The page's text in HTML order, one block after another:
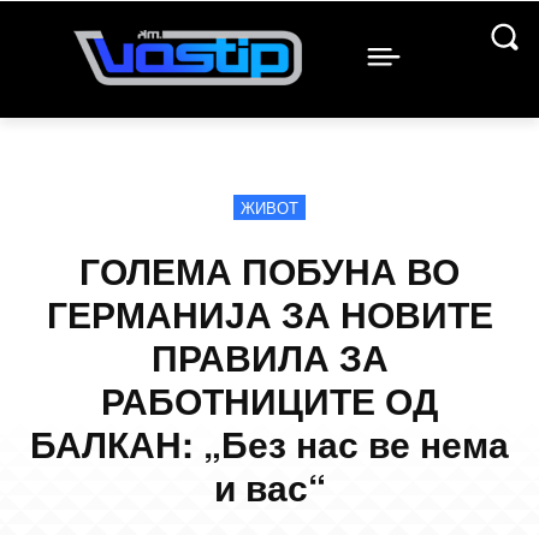
ЖИВОТ
ГОЛЕМА ПОБУНА ВО
ГЕРМАНИЈА ЗА НОВИТЕ
ПРАВИЛА ЗА
РАБОТНИЦИТЕ ОД
БАЛКАН: „Без нас ве нема
и вас“